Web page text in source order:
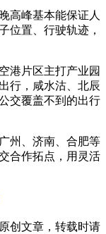
高峰基本能保证人
位置、行驶轨迹，
港片区主打产业园
行，咸水沽、北辰
交覆盖不到的出行
州、济南、合肥等
合作拓点，用灵活
创文章，转载时请